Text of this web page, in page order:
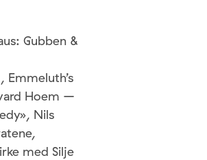
Gubben &
Emmeluth’s
Hoem –
Nils
med Silje